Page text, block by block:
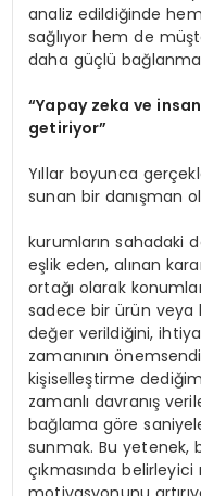
analiz edildiğinde
sağlıyor hem de
daha güçlü
“Yapay zeka ve
getiriyor”
Yıllar boyunca
sunan bir danışman
kurumların sahadaki
eşlik eden, alınan
ortağı olarak
sadece bir ürün veya
değer verildiğini,
zamanının
kişiselleştirme
zamanlı davranış
bağlama göre
sunmak. Bu yetenek,
çıkmasında